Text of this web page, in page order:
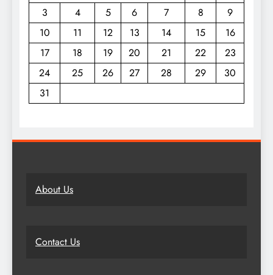
3
4 5 6 7 8
9
10
11 12 13 14 15
16
17
18 19 20 21 22
23
24
25 26 27 28 29
30
31
About Us
Contact Us